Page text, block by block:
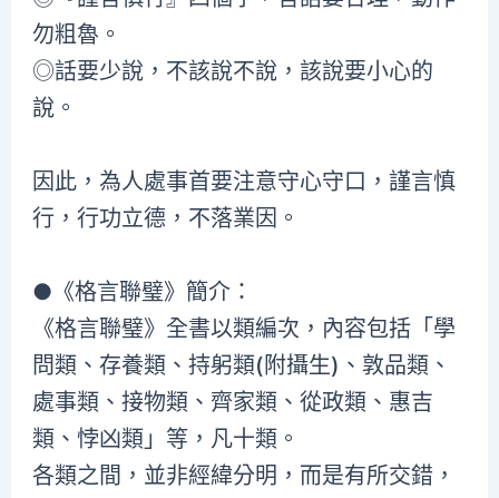
勿粗魯。
◎話要少說，不該說不說，該說要小心的
說。
因此，為人處事首要注意守心守口，謹言慎
行，行功立德，不落業因。
●《格言聯璧》簡介：
《格言聯璧》全書以類編次，內容包括「學
問類、存養類、持躬類(附攝生)、敦品類、
處事類、接物類、齊家類、從政類、惠吉
類、悖凶類」等，凡十類。
各類之間，並非經緯分明，而是有所交錯，